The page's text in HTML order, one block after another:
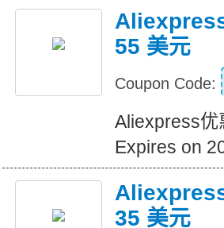
55 美元
Coupon Code:
Aliexpress优
Expires on
35 美元